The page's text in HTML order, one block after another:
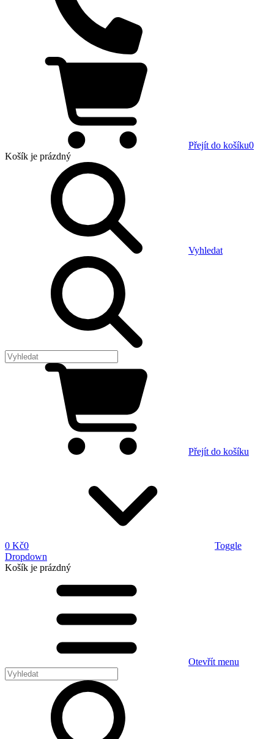
Přejít do košíku0
Košík je prázdný
Vyhledat
Přejít do košíku
0 Kč0
Toggle
Dropdown
Košík je prázdný
Otevřít menu